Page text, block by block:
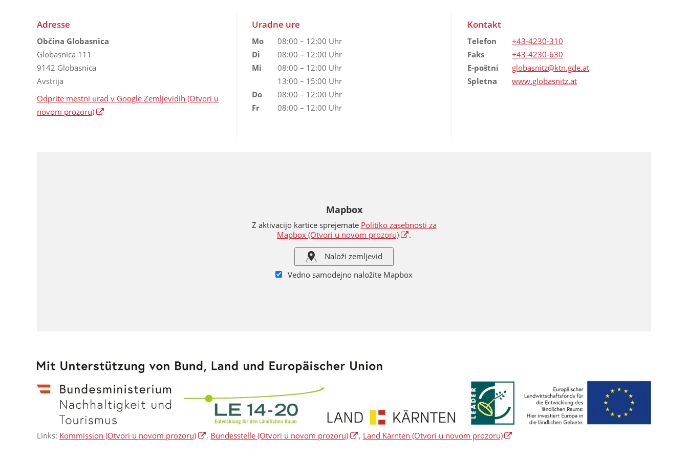
Adresse
Občina Globasnica
Globasnica 111
9142 Globasnica
Avstrija
Odprite mestni urad v Google Zemljevidih (Otvori u
novom prozoru)
Uradne ure
Mo
08:00 – 12:00 Uhr
Di
08:00 – 12:00 Uhr
Mi
08:00 – 12:00 Uhr
13:00 – 15:00 Uhr
Do
08:00 – 12:00 Uhr
Fr
08:00 – 12:00 Uhr
Kontakt
Telefon
+43-4230-310
Faks
+43-4230-630
E-poštni
globasnitz@ktn.gde.at
Spletna
www.globasnitz.at
Mapbox
Z aktivacijo kartice sprejemate Politiko zasebnosti za
Mapbox(Otvori u novom prozoru) .
Naloži zemljevid
Vedno samodejno naložite Mapbox
Links: Kommission (Otvori u novom prozoru) , Bundesstelle (Otvori u novom prozoru) , Land Kärnten (Otvori u novom prozoru)